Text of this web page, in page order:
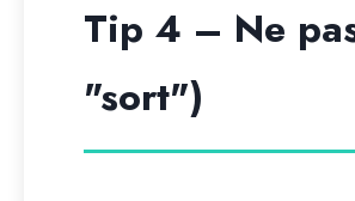
Tip 4 – Ne
"sort")